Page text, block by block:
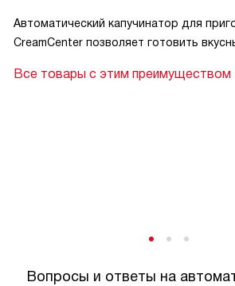
Автоматический капучинатор для
CreamCenter позволяет готовить
Все товары с этим преимуществом
Вопросы и ответы на